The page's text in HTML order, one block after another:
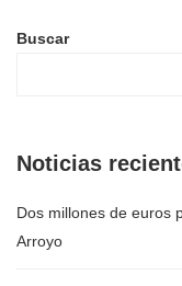
Buscar
Noticias
Dos millones de euros
Arroyo